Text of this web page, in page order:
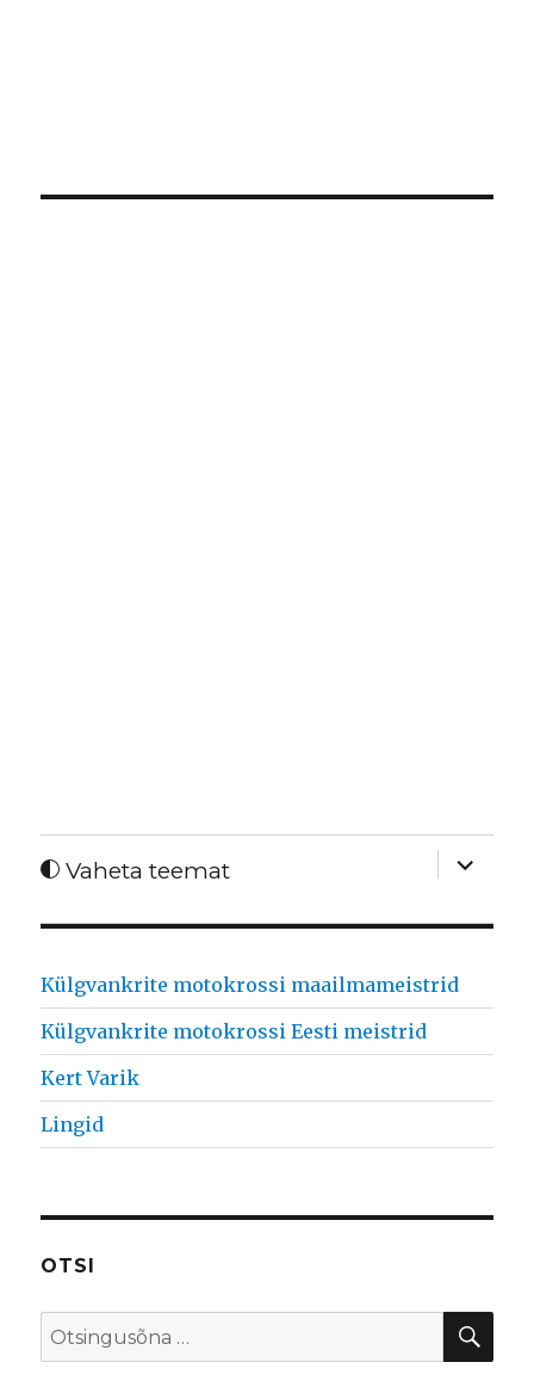
Vaheta teemat
expand
child
Külgvankrite motokrossi maailmameistrid
Külgvankrite motokrossi Eesti meistrid
Kert Varik
Lingid
OTSI
Search
for: